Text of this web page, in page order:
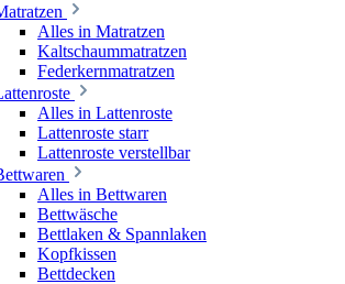
Alles in Matratzen
Kaltschaummatratzen
Federkernmatratzen
Alles in Lattenroste
Lattenroste starr
Lattenroste verstellbar
Alles in Bettwaren
Bettwäsche
Bettlaken & Spannlaken
Kopfkissen
Bettdecken